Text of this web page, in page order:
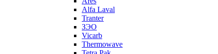
Alfa Laval
Tranter
ЗЭО
Vicarb
Thermowave